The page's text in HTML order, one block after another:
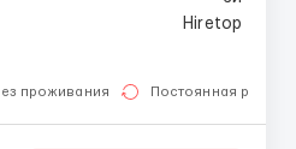
innovative payment
user interfaces,
des...
проживания Постоянная работа